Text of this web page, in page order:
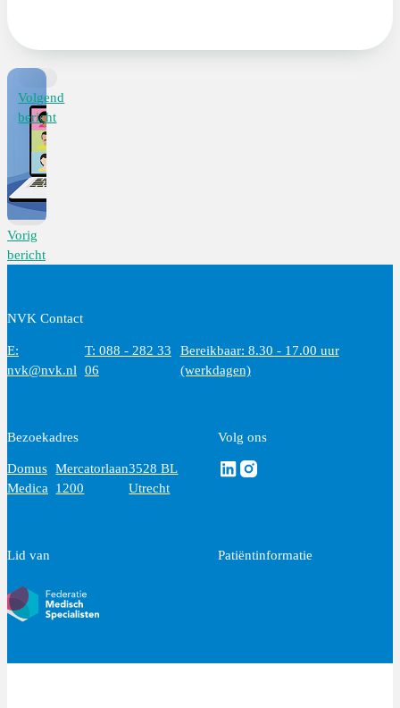
Vorig
bericht
Volgend
bericht
NVK Contact
E:
nvk@nvk.nl
T: 088 - 282 33
06
Bereikbaar: 8.30 - 17.00 uur
(werkdagen)
Bezoekadres
Domus
Medica
Mercatorlaan
1200
3528 BL
Utrecht
Volg ons
Volg ons via Linkedin
Volg ons via Instagram
Lid van Patiëntinformatie